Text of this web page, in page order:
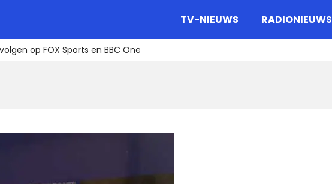
TV-NIEUWS RADIONIEUWS
op FOX Sports en BBC One